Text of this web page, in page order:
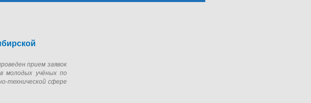
прием заявок
молодых учёных по
технической сфере